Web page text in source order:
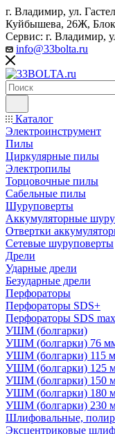
г. Владимир, ул.
Куйбышева, 26Ж,
Сервис: г. Владимир,
info@33bolta.ru
Каталог
Электроинструмент
Пилы
Циркулярные пилы
Электропилы
Торцовочные пилы
Сабельные пилы
Шуруповерты
Аккумуляторные
Отвертки
Сетевые шуруповерты
Дрели
Ударные дрели
Безударные дрели
Перфораторы
Перфораторы SDS+
Перфораторы SDS max
УШМ (болгарки)
УШМ (болгарки) 76
УШМ (болгарки) 115
УШМ (болгарки) 125
УШМ (болгарки) 150
УШМ (болгарки) 180
УШМ (болгарки) 230
Шлифовальные,
Эксцентриковые